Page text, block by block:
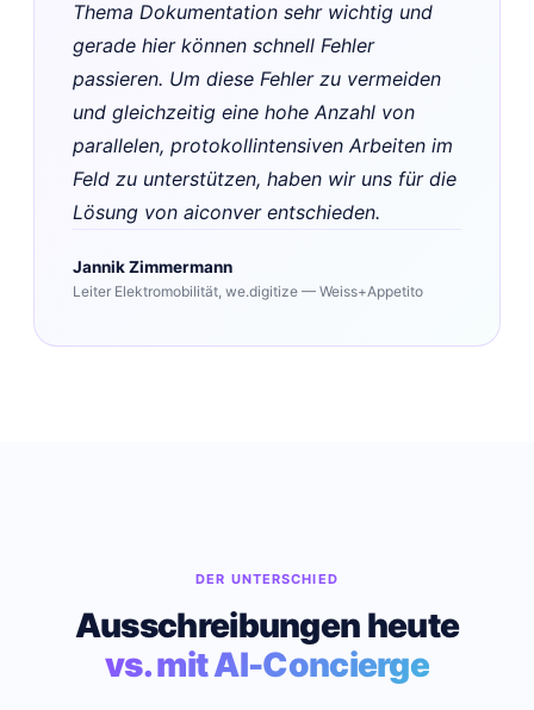
Thema Dokumentation sehr wichtig und
gerade hier können schnell Fehler
passieren. Um diese Fehler zu vermeiden
und gleichzeitig eine hohe Anzahl von
parallelen, protokollintensiven Arbeiten im
Feld zu unterstützen, haben wir uns für die
Lösung von aiconver entschieden.
Jannik Zimmermann
Leiter Elektromobilität, we.digitize — Weiss+Appetito
DER UNTERSCHIED
Ausschreibungen heute
vs. mit AI-Concierge